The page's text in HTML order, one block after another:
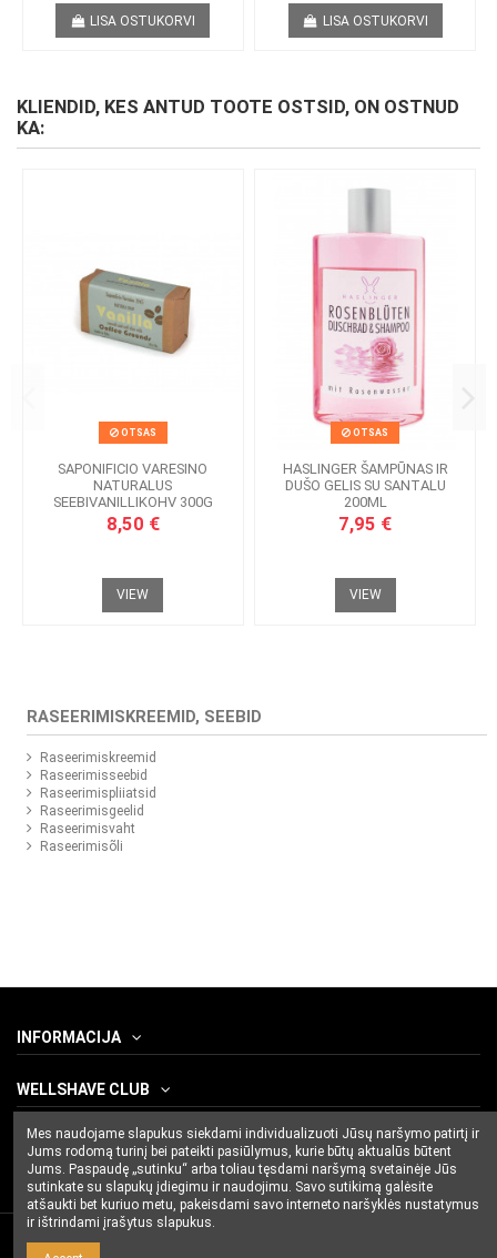
LISA OSTUKORVI LISA OSTUKORVI
KLIENDID, KES ANTUD TOOTE OSTSID, ON OSTNUD
KA:
OTSAS
SAPONIFICIO VARESINO
NATURALUS
SEEBIVANILLIKOHV 300G
8,50 €
VIEW
OTSAS
HASLINGER ŠAMPŪNAS IR
DUŠO GELIS SU SANTALU
200ML
7,95 €
VIEW
RASEERIMISKREEMID, SEEBID
Raseerimiskreemid
Raseerimisseebid
Raseerimispliiatsid
Raseerimisgeelid
Raseerimisvaht
Raseerimisõli
INFORMACIJA
WELLSHAVE CLUB
CONTACT US
Mes naudojame slapukus siekdami individualizuoti Jūsų naršymo patirtį ir
Jums rodomą turinį bei pateikti pasiūlymus, kurie būtų aktualūs būtent
Jums. Paspaudę „sutinku“ arba toliau tęsdami naršymą svetainėje Jūs
sutinkate su slapukų įdiegimu ir naudojimu. Savo sutikimą galėsite
atšaukti bet kuriuo metu, pakeisdami savo interneto naršyklės nustatymus
ir ištrindami įrašytus slapukus.